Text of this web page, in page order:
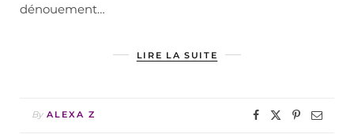
dénouement…
LIRE LA SUITE
By ALEXA Z